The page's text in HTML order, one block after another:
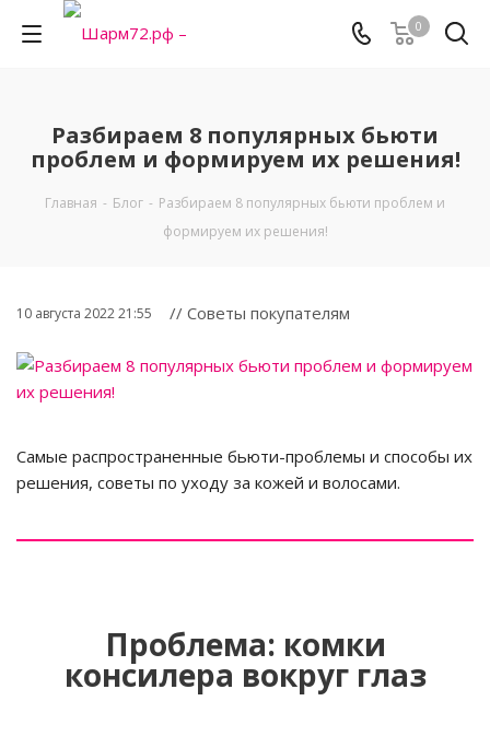
0
Разбираем 8 популярных бьюти
проблем и формируем их решения!
Главная - Блог - Разбираем 8 популярных бьюти проблем и
формируем их решения!
10 августа 2022 21:55 // Советы покупателям
Самые распространенные бьюти-проблемы и способы их
решения, советы по уходу за кожей и волосами.
Проблема: комки
консилера вокруг глаз